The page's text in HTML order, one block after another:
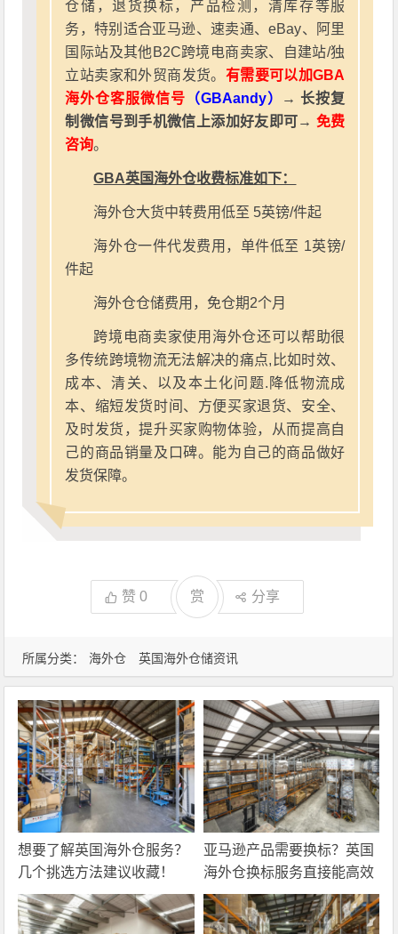
所属分类： 海外仓 英国海外仓储资讯
仓储，退货换标，产品检测，清库存等服
务，特别适合亚马逊、速卖通、eBay、阿里
国际站及其他B2C跨境电商卖家、自建站/独
立站卖家和外贸商发货。 有需要可以加GBA
海外仓客服微信号 （GBAandy）
→ 长按复
制微信号到手机微信上添加好友即可→ 免费
咨询。
GBA英国海外仓收费标准如下：
海外仓大货中转费用低至 5英镑/件起
海外仓一件代发费用，单件低至 1英镑/
件起
海外仓仓储费用，免仓期2个月
跨境电商卖家使用海外仓还可以帮助很
多传统跨境物流无法解决的痛点,比如时效、
成本、清关、以及本土化问题.降低物流成
本、缩短发货时间、方便买家退货、安全、
及时发货，提升买家购物体验，从而提高自
己的商品销量及口碑。能为自己的商品做好
发货保障。
赞0 赏 分享
想要了解英国海外仓服务？
几个挑选方法建议收藏！
亚马逊产品需要换标？英国
海外仓换标服务直接能高效
解决！